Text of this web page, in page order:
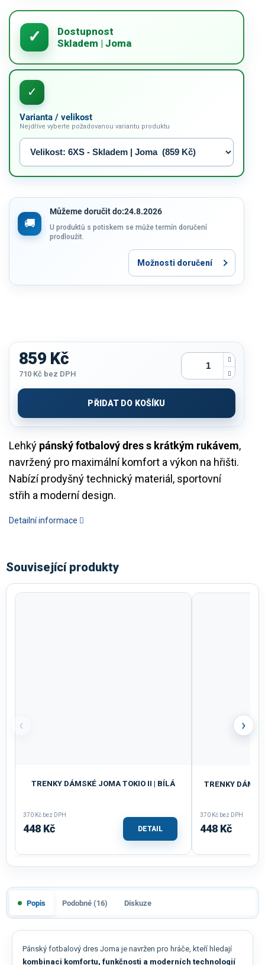
Varianta / velikost
Nejdříve vyberte požadovanou variantu produktu
Můžeme doručit do:24.8.2026
U produktů s potiskem se může termín doručení
prodloužit.
Možnosti doručení
Lehký pánský fotbalový dres s krátkým rukávem,
navržený pro maximální komfort a výkon na hřišti.
Nabízí prodyšný technický materiál, sportovní
střih a moderní design.
Detailní informace
859 Kč
710 Kč bez DPH
cena:
PŘIDAT DO KOŠÍKU
Související produkty
‹
TRENKY DÁMSKÉ JOMA TOKIO II | BÍLÁ
370 Kč bez DPH
448 Kč DETAIL
TRENKY
370 Kč bez DPH
448 Kč
›
Popis Podobné (16) Diskuze
Pánský fotbalový dres Joma je navržen pro hráče, kteří hledají
kombinaci komfortu, funkčnosti a moderních technologií